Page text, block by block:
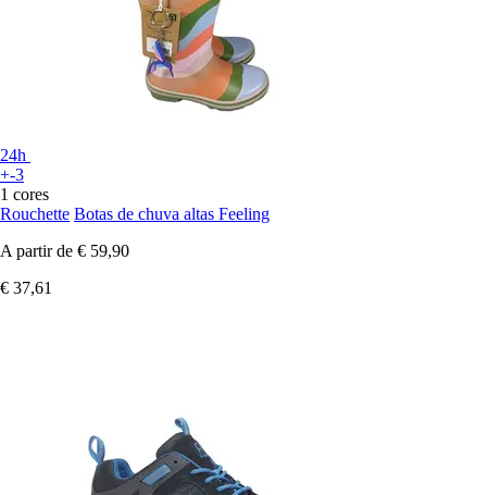
24h
+-3
1 cores
Rouchette Botas de chuva altas Feeling
A partir de € 59,90
€ 37,61